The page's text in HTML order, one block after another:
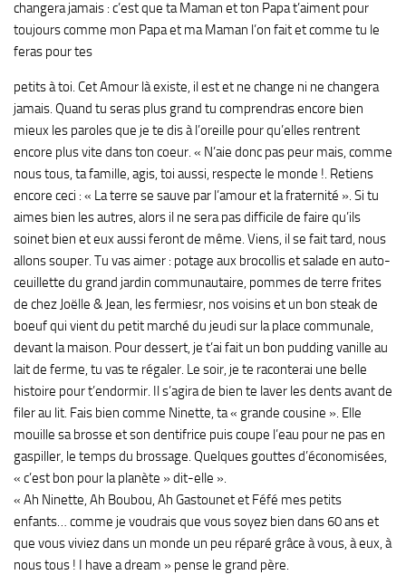
changera jamais : c’est que ta Maman et ton Papa t’aiment pour
toujours comme mon Papa et ma Maman l’on fait et comme tu le
feras pour tes
petits à toi. Cet Amour là existe, il est et ne change ni ne changera
jamais. Quand tu seras plus grand tu comprendras encore bien
mieux les paroles que je te dis à l’oreille pour qu’elles rentrent
encore plus vite dans ton coeur. « N’aie donc pas peur mais, comme
nous tous, ta famille, agis, toi aussi, respecte le monde !. Retiens
encore ceci : « La terre se sauve par l’amour et la fraternité ». Si tu
aimes bien les autres, alors il ne sera pas difficile de faire qu’ils
soinet bien et eux aussi feront de même. Viens, il se fait tard, nous
allons souper. Tu vas aimer : potage aux brocollis et salade en auto-
ceuillette du grand jardin communautaire, pommes de terre frites
de chez Joëlle & Jean, les fermiesr, nos voisins et un bon steak de
boeuf qui vient du petit marché du jeudi sur la place communale,
devant la maison. Pour dessert, je t’ai fait un bon pudding vanille au
lait de ferme, tu vas te régaler. Le soir, je te raconterai une belle
histoire pour t’endormir. Il s’agira de bien te laver les dents avant de
filer au lit. Fais bien comme Ninette, ta « grande cousine ». Elle
mouille sa brosse et son dentifrice puis coupe l’eau pour ne pas en
gaspiller, le temps du brossage. Quelques gouttes d’économisées,
« c’est bon pour la planète » dit-elle ».
« Ah Ninette, Ah Boubou, Ah Gastounet et Féfé mes petits
enfants… comme je voudrais que vous soyez bien dans 60 ans et
que vous viviez dans un monde un peu réparé grâce à vous, à eux, à
nous tous ! I have a dream » pense le grand père.